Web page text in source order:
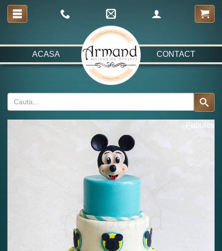
ACASA CONTACT
Fabulos